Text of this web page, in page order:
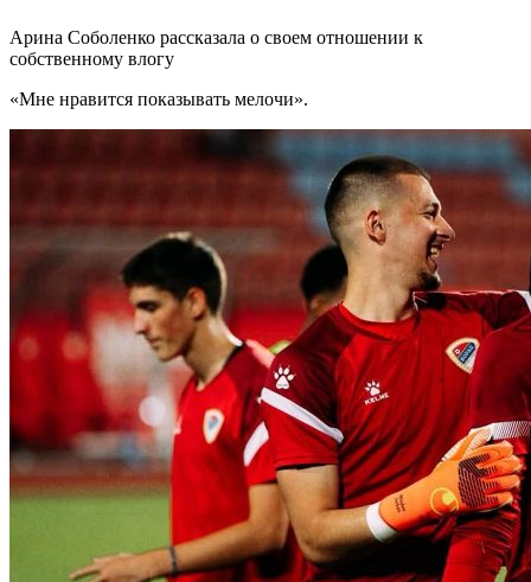
Арина Соболенко рассказала о своем отношении к
собственному влогу
«Мне нравится показывать мелочи».